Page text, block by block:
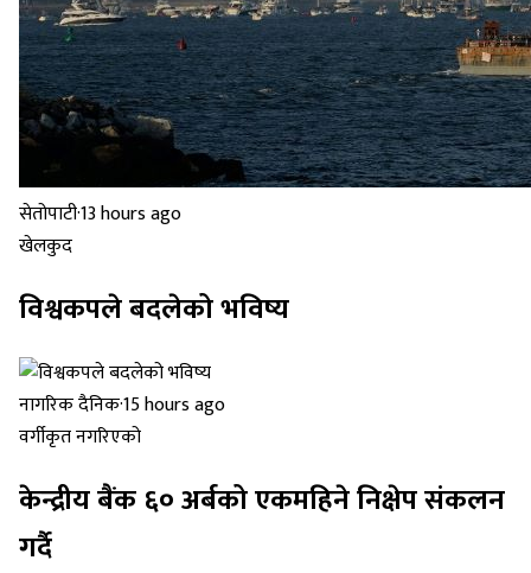
सेतोपाटी·13 hours ago
खेलकुद
विश्वकपले बदलेको भविष्य
नागरिक दैनिक·15 hours ago
वर्गीकृत नगरिएको
केन्द्रीय बैंक ६० अर्बको एकमहिने निक्षेप संकलन
गर्दै